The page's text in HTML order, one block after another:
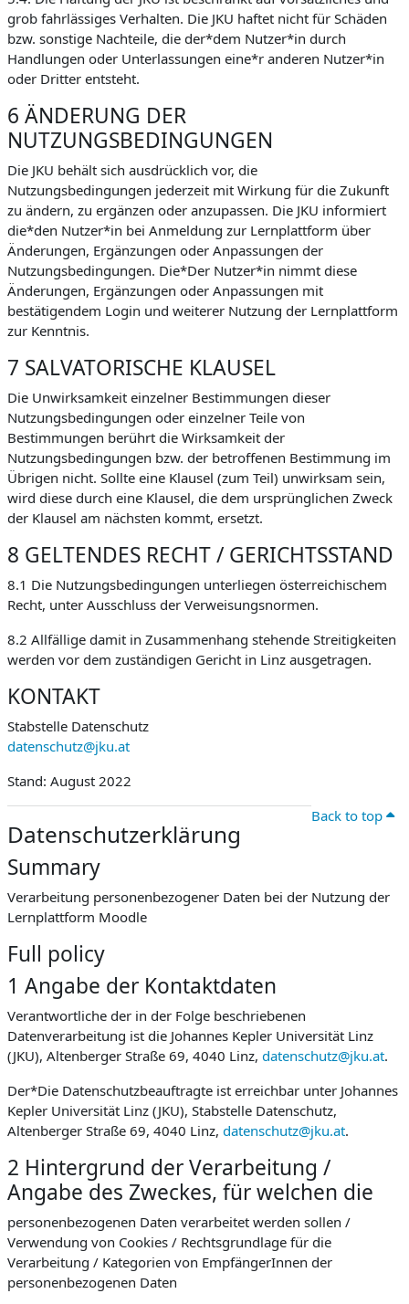
grob fahrlässiges Verhalten. Die JKU haftet nicht für Schäden
bzw. sonstige Nachteile, die der*dem Nutzer*in durch
Handlungen oder Unterlassungen eine*r anderen Nutzer*in
oder Dritter entsteht.
6 ÄNDERUNG DER
NUTZUNGSBEDINGUNGEN
Die JKU behält sich ausdrücklich vor, die
Nutzungsbedingungen jederzeit mit Wirkung für die Zukunft
zu ändern, zu ergänzen oder anzupassen. Die JKU informiert
die*den Nutzer*in bei Anmeldung zur Lernplattform über
Änderungen, Ergänzungen oder Anpassungen der
Nutzungsbedingungen. Die*Der Nutzer*in nimmt diese
Änderungen, Ergänzungen oder Anpassungen mit
bestätigendem Login und weiterer Nutzung der Lernplattform
zur Kenntnis.
7 SALVATORISCHE KLAUSEL
Die Unwirksamkeit einzelner Bestimmungen dieser
Nutzungsbedingungen oder einzelner Teile von
Bestimmungen berührt die Wirksamkeit der
Nutzungsbedingungen bzw. der betroffenen Bestimmung im
Übrigen nicht. Sollte eine Klausel (zum Teil) unwirksam sein,
wird diese durch eine Klausel, die dem ursprünglichen Zweck
der Klausel am nächsten kommt, ersetzt.
8 GELTENDES RECHT / GERICHTSSTAND
8.1 Die Nutzungsbedingungen unterliegen österreichischem
Recht, unter Ausschluss der Verweisungsnormen.
8.2 Allfällige damit in Zusammenhang stehende Streitigkeiten
werden vor dem zuständigen Gericht in Linz ausgetragen.
KONTAKT
Stabstelle Datenschutz
datenschutz@jku.at
Stand: August 2022
Back to top
Datenschutzerklärung
Summary
Verarbeitung personenbezogener Daten bei der Nutzung der
Lernplattform Moodle
Full policy
1 Angabe der Kontaktdaten
Verantwortliche der in der Folge beschriebenen
Datenverarbeitung ist die Johannes Kepler Universität Linz
(JKU), Altenberger Straße 69, 4040 Linz, datenschutz@jku.at.
Der*Die Datenschutzbeauftragte ist erreichbar unter Johannes
Kepler Universität Linz (JKU), Stabstelle Datenschutz,
Altenberger Straße 69, 4040 Linz, datenschutz@jku.at.
2 Hintergrund der Verarbeitung /
Angabe des Zweckes, für welchen die
personenbezogenen Daten verarbeitet werden sollen /
Verwendung von Cookies / Rechtsgrundlage für die
Verarbeitung / Kategorien von EmpfängerInnen der
personenbezogenen Daten